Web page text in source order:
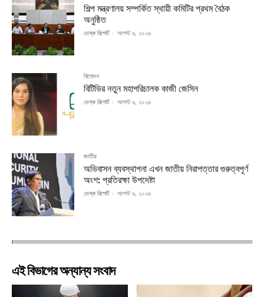
শিল্প মন্ত্রণালয় সম্পর্কিত স্থায়ী কমিটির প্রথম বৈঠক
অনুষ্ঠিত
ডেস্ক রিপোর্ট - আগস্ট ৬, ২০২৬
বিনোদন
বিটিভির নতুন মহাপরিচালক কাজী জেসিন
ডেস্ক রিপোর্ট - আগস্ট ৬, ২০২৬
জাতীয়
অভিবাসন ব্যবস্থাপনা এখন জাতীয় নিরাপত্তার গুরুত্বপূর্ণ
অংশ: প্রতিরক্ষা উপদেষ্টা
ডেস্ক রিপোর্ট - আগস্ট ৬, ২০২৬
এই বিভাগের অন্যান্য সংবাদ